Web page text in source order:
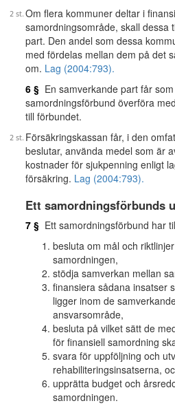
Om flera kommuner deltar i
samordningsområde, skall dessa
part. Den andel som dessa
med fördelas mellan dem på det
om. Lag (2004:793).
6 § En samverkande part får
samordningsförbund överföra
till förbundet.
Försäkringskassan får, i den
beslutar, använda medel som är
kostnader för sjukpenning enligt
försäkring. Lag (2004:793).
Ett samordningsförbunds
7 § Ett samordningsförbund har
besluta om mål och
samordningen,
stödja samverkan mellan
finansiera sådana insatser
ligger inom de
ansvarsområde,
besluta på vilket sätt de
för finansiell samordning
svara för uppföljning och
rehabiliteringsinsatserna,
upprätta budget och
samordningen.